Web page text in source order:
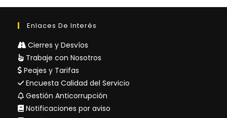
Enlaces De Interés
Cierres y Desvíos
Trabaje con Nosotros
Peajes y Tarifas
Encuesta Calidad del Servicio
Gestión Anticorrupción
Notificaciones por aviso